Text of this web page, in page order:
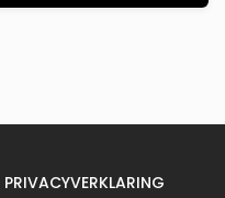
PRIVACYVERKLARING